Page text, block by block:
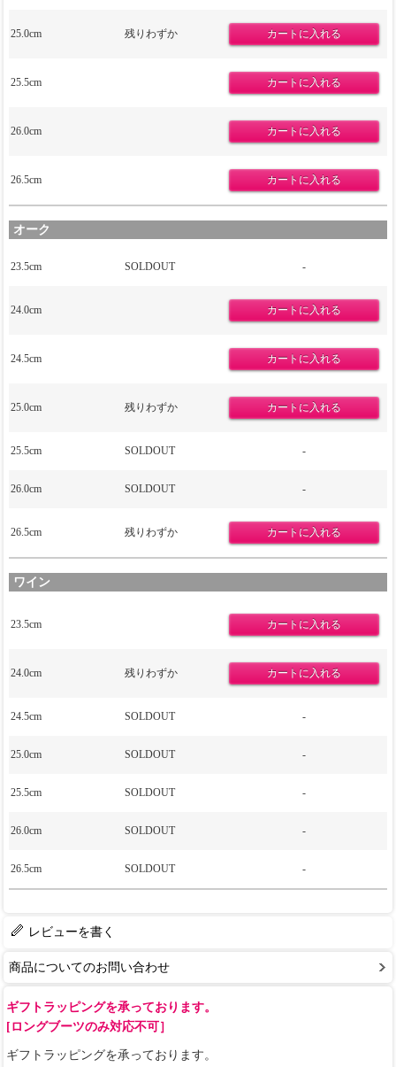
25.0cm 残りわずか
25.5cm
26.0cm
26.5cm
オーク
23.5cm SOLDOUT -
24.0cm
24.5cm
25.0cm 残りわずか
25.5cm SOLDOUT -
26.0cm SOLDOUT -
26.5cm 残りわずか
ワイン
23.5cm
24.0cm 残りわずか
24.5cm SOLDOUT -
25.0cm SOLDOUT -
25.5cm SOLDOUT -
26.0cm SOLDOUT -
26.5cm SOLDOUT -
レビューを書く
商品についてのお問い合わせ
ギフトラッピングを承っております。
[ロングブーツのみ対応不可］
ギフトラッピングを承っております。